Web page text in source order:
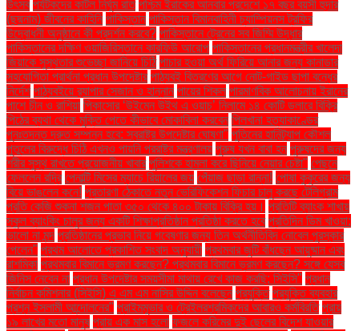
উৎসব পর্যটকদের কাটল নির্ঘুম রাত পশ্চিম ইরাকের আনবার প্রদেশে ১৭ বছর বয়সী হুদার
(ছদ্মনাম) জীবনের কাহিনি পাকিস্তান পাকিস্তান বিমানবাহিনী চ্যাম্পিয়নস ট্রফির
উদ্বোধনী অনুষ্ঠানে কী প্রদর্শন করবে? পাকিস্তানে ট্রেনের সব জিম্মি উদ্ধার
পাকিস্তানের দক্ষিণ ওয়াজিরিস্তানে কারফিউ আরোপ পাকিস্তানের প্রধানমন্ত্রীর খালেদা
জিয়াকে সুস্থতার শুভেচ্ছা জানিয়ে চিঠি পাচার হওয়া অর্থ ফিরিয়ে আনার জন্য কানাডার
সহযোগিতা প্রার্থনা প্রধান উপদেষ্টার পাঠ্যবই বিতরণের আগে নোট-গাইড ছাপা বন্ধের
নির্দেশ পাঠ্যবইয়ে র‍্যাপার সেজান ও হান্নান পায়ের শিকল পারমাণবিক আলোচনায় ইরানের
পাশে চীন ও রাশিয়া পিকাসোর ‘উইমেন উইথ এ ওয়াচ’ নিলামে ১৪ কোটি ডলারে বিক্রি
পিঠের ব্যথা থেকে মুক্তি পেতে কীভাবে মোকাবিলা করবেন পিলখানা হত্যাকাণ্ডের
পুনঃতদন্ত দ্রুত সম্পন্ন হবে: স্বরাষ্ট্র উপদেষ্টার ঘোষণা" পুতিনের হানিট্র্যাপ কৌশল
পুতুলের বিরুদ্ধে চিঠি এখনও পায়নি পররাষ্ট্র মন্ত্রণালয় পুরুষ যখন বাবা হন পুরুষদের জন্য
শরীর সুস্থ রাখতে প্রয়োজনীয় খাবার পুলিশকে হামলা করে ছিনিয়ে নেয়ার চেষ্টা" পেছনে
ফেললেন রদ্রি পেনাল্টি মিসের ম্যাচে রিয়ালের জয় পেঁয়াজ ছাড়া রান্না! পোষা কুকুরের জন্য
বিয়ে ভাঙলেন কনে! প্রতারণা ঠেকাতে নতুন ভেরিফিকেশন ফিচার চালু করছে টেলিগ্রাম
প্রতি কেজি শুকনা শজন পাতা ৩৫০ থেকে ৪০০ টাকায় বিক্রি হয়। প্রতিটি ব্যাংক শাখায়
স্কুল ব্যাংকিং চালুর জন্য একটি শিক্ষাপ্রতিষ্ঠান প্রতিষ্ঠা করতে হবে প্রতিদিন ডিম খাওয়া:
ভালো না মন্দ প্রতিষ্ঠানের প্রভাব নিয়ে গবেষণার জন্য তিন অর্থনীতিবিদ নোবেল পুরস্কার
পেলেন" প্রথম আলোতে প্রকাশিত সংবাদ অনুযায়ী প্রথমবার জুটি বাঁধছেন আয়ুষ্মান এবং
রাশমিকা প্রথমবার বিমানে ভ্রমণ করছেন? প্রথমবার বিমানে ভ্রমণ করছেন? সঙ্গে যেসব
জিনিস নেবেন না প্রধান উপদেষ্টার সময়সীমা মাথায় রেখে কাজ করছি: সিইসি" প্রধান
নির্বাচন কমিশনার (সিইসি) এ এম এম নাসির উদ্দিন বলেছেন প্রযুক্তি প্রযুক্তি ব্যবহার
প্রশ্ন ইসলামী আন্দোলনের" প্রাইমমুভার ও ট্রেইলরশ্রমিকদের আবারও কর্মবিরতি প্রায়
১৯ লাখের মতো মানুষ প্রায় এক মাস হলো ফজলে করিমের দুই ছেলের বিদেশ যাওয়ার